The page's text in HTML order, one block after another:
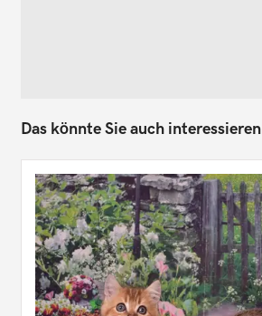
Das könnte Sie auch interessieren